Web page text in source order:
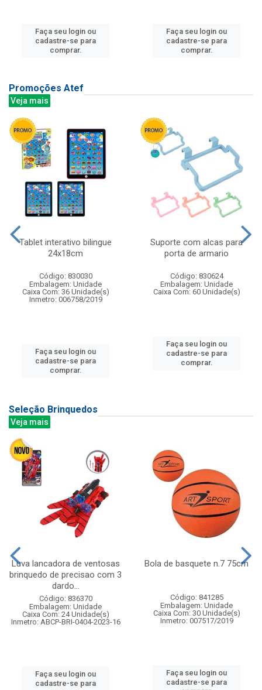
Faça seu login ou
cadastre-se para
comprar.
Faça seu login ou
cadastre-se para
comprar.
Promoções Atef
Veja mais
Tablet interativo bilingue
24x18cm
Código: 830030
Embalagem: Unidade
Caixa Com: 36 Unidade(s)
Inmetro: 006758/2019
Faça seu login ou
cadastre-se para
comprar.
Suporte com alcas para
porta de armario
Código: 830624
Embalagem: Unidade
Caixa Com: 60 Unidade(s)
Faça seu login ou
cadastre-se para
comprar.
Seleção Brinquedos
Veja mais
Luva lancadora de ventosas
brinquedo de precisao com 3
dardo...
Código: 836370
Embalagem: Unidade
Caixa Com: 24 Unidade(s)
Inmetro: ABCP-BRI-0404-2023-16
Faça seu login ou
cadastre-se para
Bola de basquete n.7 75cm
Código: 841285
Embalagem: Unidade
Caixa Com: 30 Unidade(s)
Inmetro: 007517/2019
Faça seu login ou
cadastre-se para